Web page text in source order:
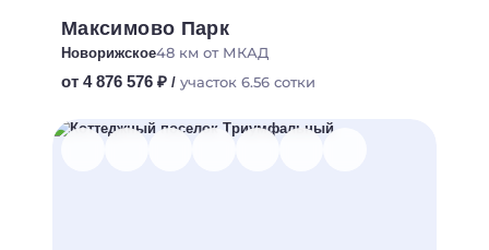
Максимово Парк
Новорижское48 км от МКАД
от 4 876 576 ₽ / участок 6.56 сотки